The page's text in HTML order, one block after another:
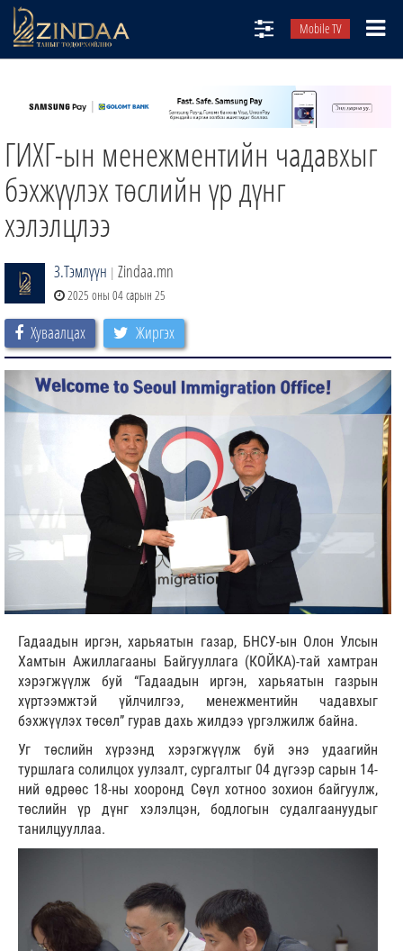
Mobile TV
ТВ8
ӨГЛӨӨНИЙ СОНИН
ЗИНДАА СЭТГҮҮЛ
ГИХГ-ын менежментийн чадавхыг
бэхжүүлэх төслийн үр дүнг
хэлэлцлээ
З.Тэмлүүн | Zindaa.mn
2025 оны 04 сарын 25
Хуваалцах Жиргэх
Гадаадын иргэн, харьяатын газар, БНСУ-ын Олон Улсын
Хамтын Ажиллагааны Байгууллага (КОЙКА)-тай хамтран
хэрэгжүүлж буй “Гадаадын иргэн, харьяатын газрын
хүртээмжтэй үйлчилгээ, менежментийн чадавхыг
бэхжүүлэх төсөл” гурав дахь жилдээ үргэлжилж байна.
Уг төслийн хүрээнд хэрэгжүүлж буй энэ удаагийн
туршлага солилцох уулзалт, сургалтыг 04 дүгээр сарын 14-
ний өдрөөс 18-ны хооронд Сөүл хотноо зохион байгуулж,
төслийн үр дүнг хэлэлцэн, бодлогын судалгаануудыг
танилцууллаа.